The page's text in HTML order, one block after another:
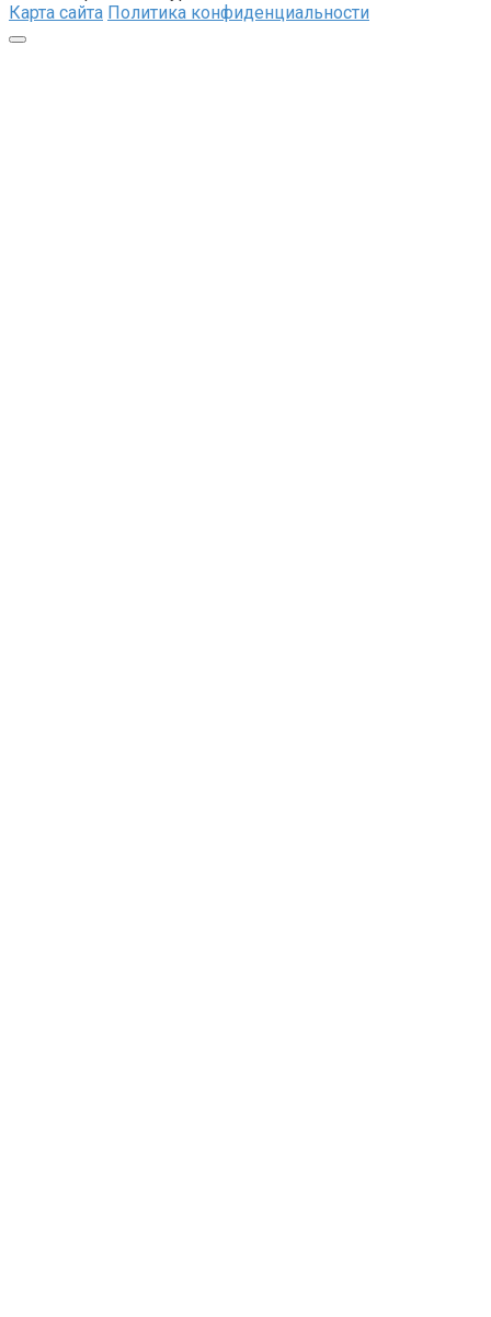
Карта сайта Политика конфиденциальности